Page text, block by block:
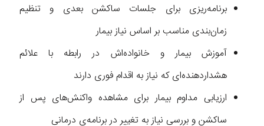
برنامه‌ریزی برای جلسات ساکشن بعدی و تنظیم
زمان‌بندی مناسب بر اساس نیاز بیمار
آموزش بیمار و خانواده‌اش در رابطه با علائم
هشداردهنده‌ای که نیاز به اقدام فوری دارند
ارزیابی مداوم بیمار برای مشاهده واکنش‌های پس از
ساکشن و بررسی نیاز به تغییر در برنامه‌ی درمانی